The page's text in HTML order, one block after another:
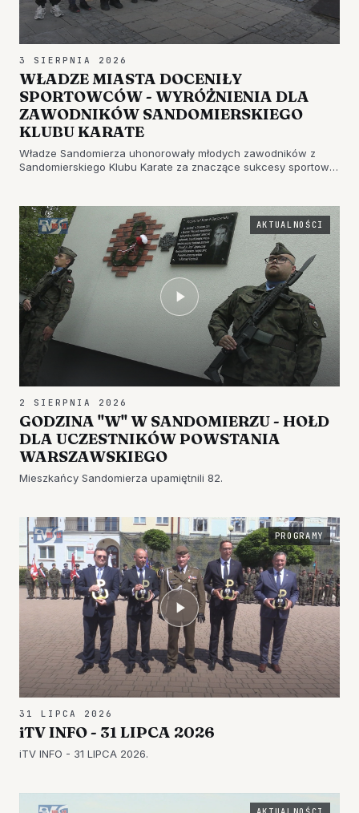
3 SIERPNIA 2026
WŁADZE MIASTA DOCENIŁY
SPORTOWCÓW - WYRÓŻNIENIA DLA
ZAWODNIKÓW SANDOMIERSKIEGO
KLUBU KARATE
Władze Sandomierza uhonorowały młodych zawodników z
Sandomierskiego Klubu Karate za znaczące sukcesy sportowe
AKTUALNOŚCI
2 SIERPNIA 2026
GODZINA "W" W SANDOMIERZU - HOŁD
DLA UCZESTNIKÓW POWSTANIA
WARSZAWSKIEGO
Mieszkańcy Sandomierza upamiętnili 82.
PROGRAMY
31 LIPCA 2026
iTV INFO - 31 LIPCA 2026
iTV INFO - 31 LIPCA 2026.